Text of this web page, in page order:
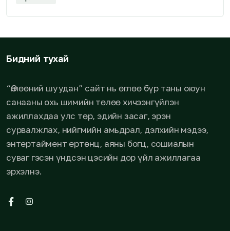
Бидний тухай
“Өглөөний шуудан” сайт нь өглөө бүр таны оюун
санааны охь шимийн төлөө хичээнгүйлэн
ажиллахдаа улс төр, эдийн засаг, эрэн
сурвалжлах, нийгмийн амьдрал, дэлхийн мэдээ,
энтертаймент ертөнц, аяны богц, сошиалын
суваг гэсэн үндсэн цэсийн дор үйл ажиллагаа
эрхэлнэ.